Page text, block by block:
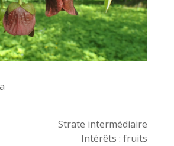
Strate intermédiaire
Intérêts : fruits